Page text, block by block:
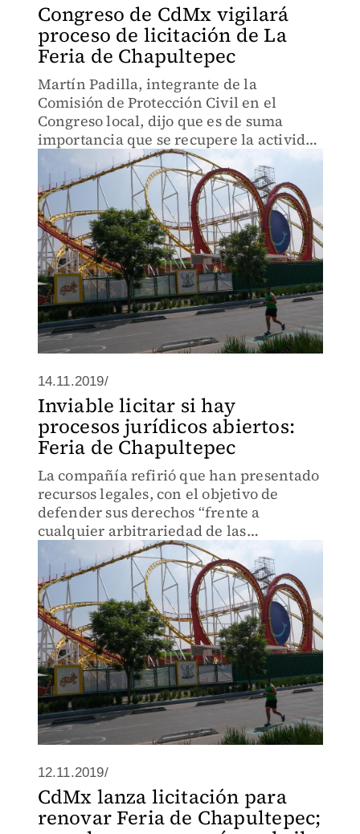
Congreso de CdMx vigilará
proceso de licitación de La
Feria de Chapultepec
Martín Padilla, integrante de la
Comisión de Protección Civil en el
Congreso local, dijo que es de suma
importancia que se recupere la actividad
económica de este espacio recreativo.
14.11.2019/
Inviable licitar si hay
procesos jurídicos abiertos:
Feria de Chapultepec
La compañía refirió que han presentado
recursos legales, con el objetivo de
defender sus derechos “frente a
cualquier arbitrariedad de las
autoridades”.
12.11.2019/
CdMx lanza licitación para
renovar Feria de Chapultepec;